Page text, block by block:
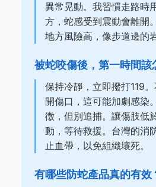
異常晃動。我習慣走路時
方，蛇感受到震動會離開
地方風險高，像步道邊的
被蛇咬傷後，第一時間該
保持冷靜，立即撥打119
開傷口，這可能加劇感染
徵，但別追捕。讓傷肢低
動，等待救援。台灣的消
止血帶，以免組織壞死。
有哪些防蛇產品真的有效